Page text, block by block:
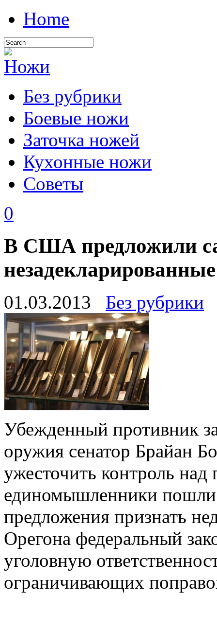
Home
Без рубрики
Боевые ножи
Заточка ножей
Кухонные ножи
Советы
0
В США предложили
01.03.2013 Без рубрики
Убежденный противник
оружия сенатор Брайан
ужесточить контроль
единомышленники
предложения признать
Орегона федеральный
уголовную
ограничивающих